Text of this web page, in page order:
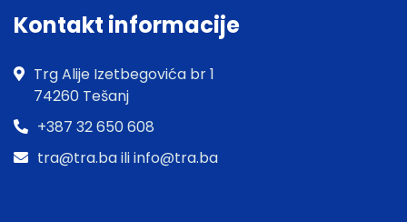
Kontakt informacije
Trg Alije Izetbegovića br 1
74260 Tešanj
+387 32 650 608
tra@tra.ba ili info@tra.ba